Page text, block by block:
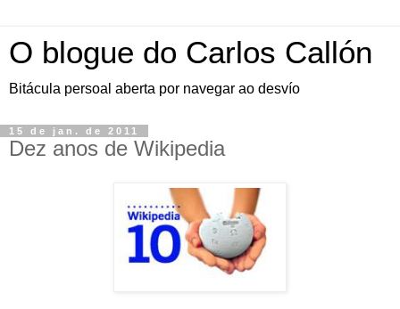
O blogue do Carlos Callón
Bitácula persoal aberta por navegar ao desvío
15 de jan. de 2011
Dez anos de Wikipedia